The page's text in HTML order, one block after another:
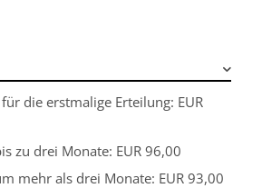
die erstmalige Erteilung: EUR
zu drei Monate: EUR 96,00
mehr als drei Monate: EUR 93,00